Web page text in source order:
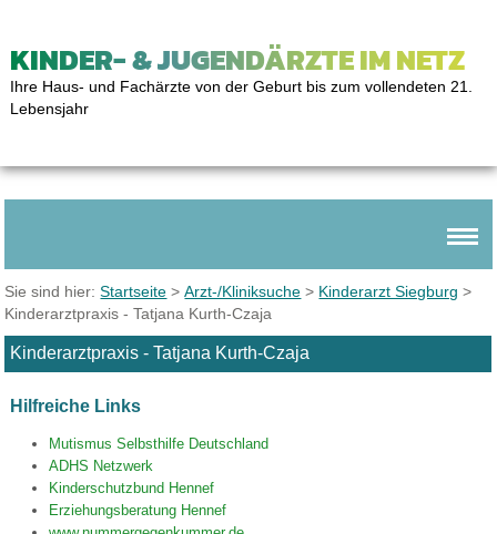
KINDER- & JUGENDÄRZTE IM NETZ
Ihre Haus- und Fachärzte von der Geburt bis zum vollendeten 21.
Lebensjahr
Sie sind hier:Startseite >Arzt-/Kliniksuche > Kinderarzt Siegburg >
Kinderarztpraxis - Tatjana Kurth-Czaja
Kinderarztpraxis - Tatjana Kurth-Czaja
Hilfreiche Links
Mutismus Selbsthilfe Deutschland
ADHS Netzwerk
Kinderschutzbund Hennef
Erziehungsberatung Hennef